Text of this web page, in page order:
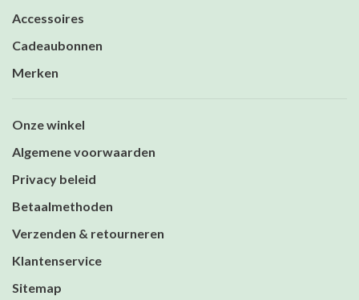
Accessoires
Cadeaubonnen
Merken
Onze winkel
Algemene voorwaarden
Privacy beleid
Betaalmethoden
Verzenden & retourneren
Klantenservice
Sitemap